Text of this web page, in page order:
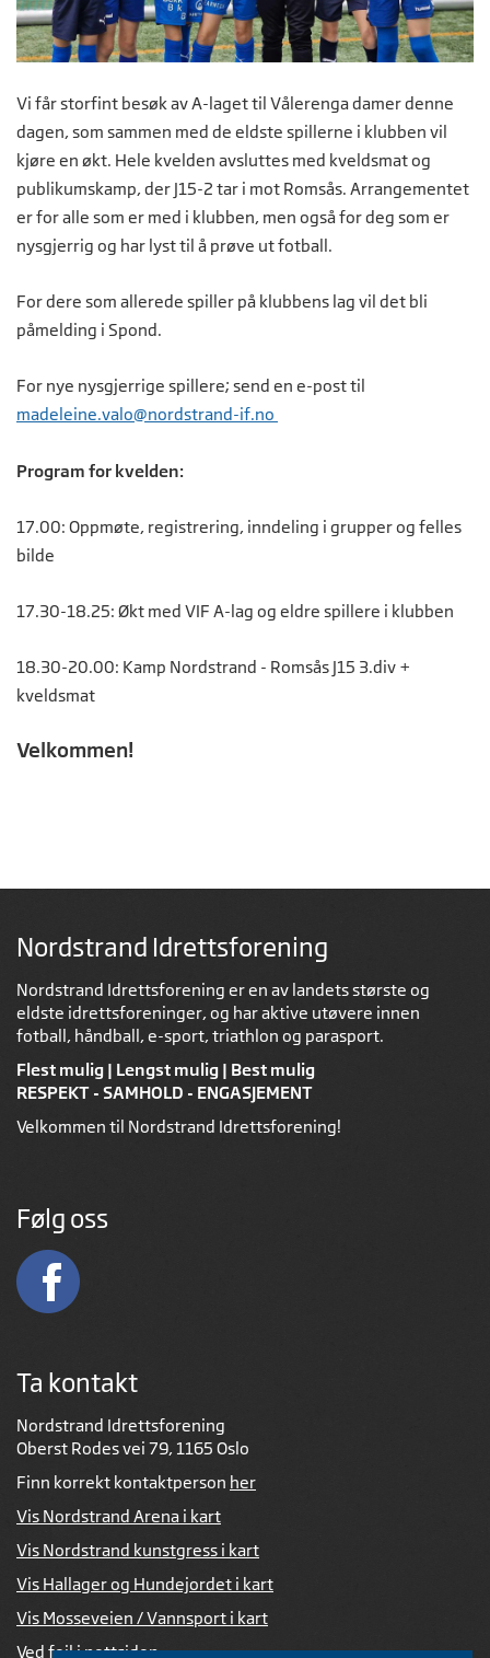
Vi får storfint besøk av A-laget til Vålerenga damer denne
dagen, som sammen med de eldste spillerne i klubben vil
kjøre en økt. Hele kvelden avsluttes med kveldsmat og
publikumskamp, der J15-2 tar i mot Romsås. Arrangementet
er for alle som er med i klubben, men også for deg som er
nysgjerrig og har lyst til å prøve ut fotball.
For dere som allerede spiller på klubbens lag vil det bli
påmelding i Spond.
For nye nysgjerrige spillere; send en e-post til
madeleine.valo@nordstrand-if.no
Program for kvelden:
17.00: Oppmøte, registrering, inndeling i grupper og felles
bilde
17.30-18.25: Økt med VIF A-lag og eldre spillere i klubben
18.30-20.00: Kamp Nordstrand - Romsås J15 3.div +
kveldsmat
Velkommen!
Nordstrand Idrettsforening
Nordstrand Idrettsforening er en av landets største og
eldste idrettsforeninger, og har aktive utøvere innen
fotball, håndball, e-sport, triathlon og parasport.
Flest mulig | Lengst mulig | Best mulig
RESPEKT - SAMHOLD - ENGASJEMENT
Velkommen til Nordstrand Idrettsforening!
Følg oss
Ta kontakt
Nordstrand Idrettsforening
Oberst Rodes vei 79, 1165 Oslo
Finn korrekt kontaktperson her
Vis Nordstrand Arena i kart
Vis Nordstrand kunstgress i kart
Vis Hallager og Hundejordet i kart
Vis Mosseveien / Vannsport i kart
Ved feil i nettsiden